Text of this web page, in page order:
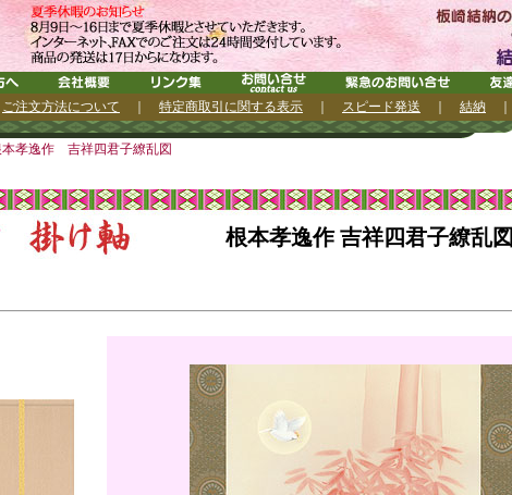
ご注文方法について 特定商取引に関する表示 スピード発送 結納
本孝逸作 吉祥四君子繚乱図
根本孝逸作 吉祥四君子繚乱図